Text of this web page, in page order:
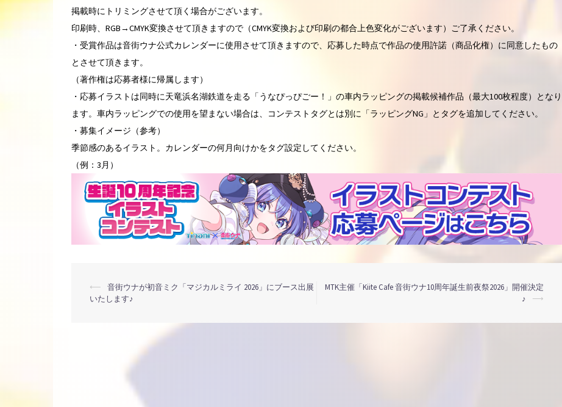
掲載時にトリミングさせて頂く場合がございます。
印刷時、RGB→CMYK変換させて頂きますので（CMYK変換および印刷の都合上色変化がございます）ご了承ください。
・受賞作品は音街ウナ公式カレンダーに使用させて頂きますので、応募した時点で作品の使用許諾（商品化権）に同意したもの
とさせて頂きます。
（著作権は応募者様に帰属します）
・応募イラストは同時に天竜浜名湖鉄道を走る「うなぴっぴごー！」の車内ラッピングの掲載候補作品（最大100枚程度）となり
ます。車内ラッピングでの使用を望まない場合は、コンテストタグとは別に「ラッピングNG」とタグを追加してください。
・募集イメージ（参考）
季節感のあるイラスト。カレンダーの何月向けかをタグ設定してください。
（例：3月）
投
⟵
音街ウナが初音ミク「マジカルミライ 2026」にブース出展
いたします♪
MTK主催「Kiite Cafe 音街ウナ10周年誕生前夜祭2026」開催決定
♪
⟶